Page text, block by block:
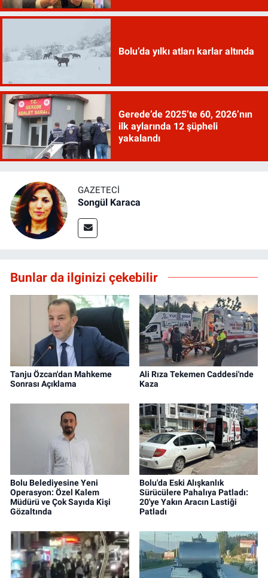
Bolu’da yılkı atları karlar altında
Gerede’de 2025’te 60, 2026’nın
ilk aylarında 12 şüpheli
yakalandı
GAZETECI
Songül Karaca
Bunlar da ilginizi çekebilir
Tanju Özcan'dan Mahkeme
Sonrası Açıklama
Ali Rıza Tekemen Caddesi'nde
Kaza
Bolu Belediyesine Yeni
Operasyon: Özel Kalem
Müdürü ve Çok Sayıda Kişi
Gözaltında
Bolu'da Eski Alışkanlık
Sürücülere Pahalıya Patladı:
20'ye Yakın Aracın Lastiği
Patladı